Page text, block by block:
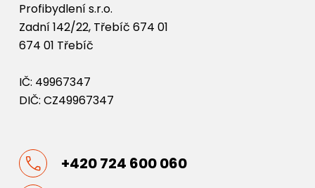
Profibydlení s.r.o.
Zadní 142/22, Třebíč 674 01
674 01 Třebíč
IČ: 49967347
DIČ: CZ49967347
+420 724 600 060